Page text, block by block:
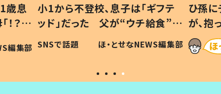
歳息
？」
編集部
小1から不登校、息子は「ギフテ
ッド」だった 父が“ウチ給食”を
作り続ける理由とは #令和の親
#令和の子
SNSで話題 ほ・とせなNEWS編集部
ひ孫
が、
「涙が
い」